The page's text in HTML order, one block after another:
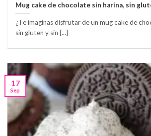
Mug cake de chocolate sin harina, sin
¿Te imaginas disfrutar de un mug cake de
sin gluten y sin [...]
17
Sep